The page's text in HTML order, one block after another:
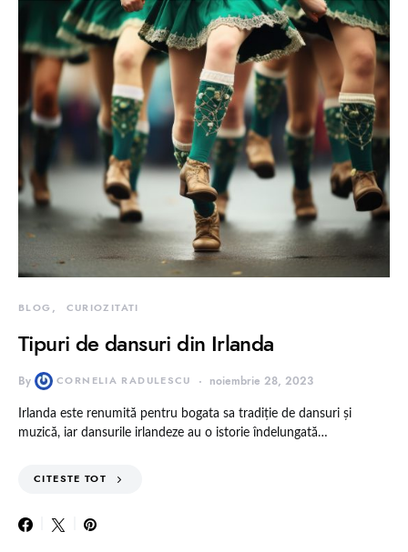
BLOG CURIOZITATI
Tipuri de dansuri din Irlanda
By CORNELIA RADULESCU noiembrie 28, 2023
Irlanda este renumită pentru bogata sa tradiție de dansuri și
muzică, iar dansurile irlandeze au o istorie îndelungată…
CITESTE TOT